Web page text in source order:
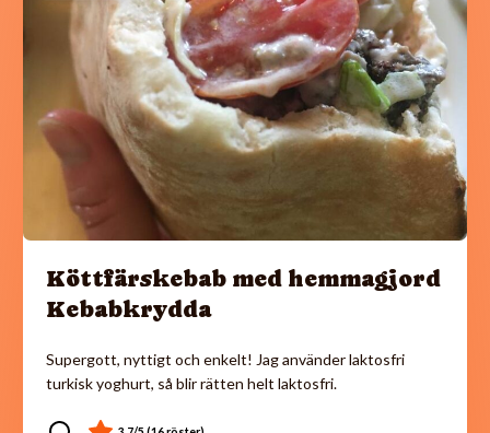
Köttfärskebab med hemmagjord
Kebabkrydda
Supergott, nyttigt och enkelt! Jag använder laktosfri
turkisk yoghurt, så blir rätten helt laktosfri.